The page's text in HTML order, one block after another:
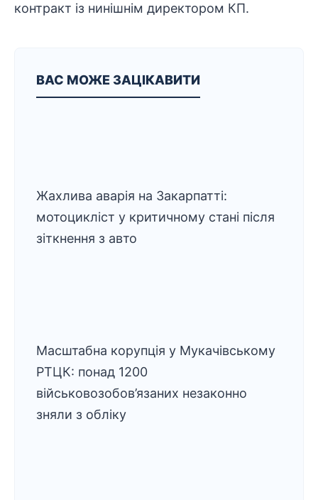
контракт із нинішнім директором КП.
ВАС МОЖЕ ЗАЦІКАВИТИ
Жахлива аварія на Закарпатті:
мотоцикліст у критичному стані після
зіткнення з авто
Масштабна корупція у Мукачівському
РТЦК: понад 1200
військовозобов’язаних незаконно
зняли з обліку